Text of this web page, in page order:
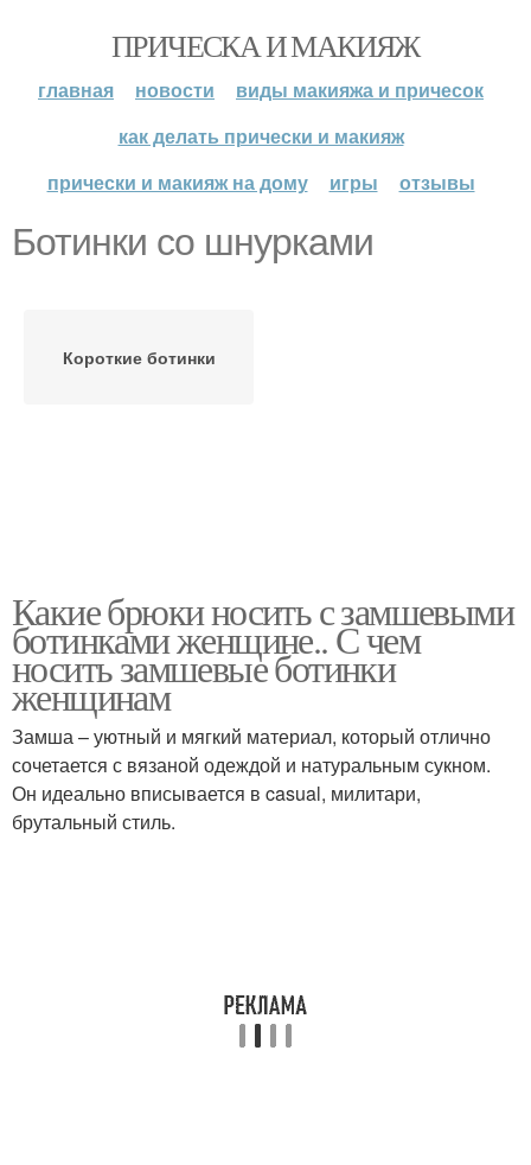
ПРИЧЕСКА И МАКИЯЖ
главная новости
виды макияжа и причесок
как делать прически и макияж
прически и макияж на дому
игры отзывы
Ботинки со шнурками
Короткие ботинки
Какие брюки носить с замшевыми
ботинками женщине.. С чем
носить замшевые ботинки
женщинам
Замша – уютный и мягкий материал, который отлично
сочетается с вязаной одеждой и натуральным сукном.
Он идеально вписывается в casual, милитари,
брутальный стиль.